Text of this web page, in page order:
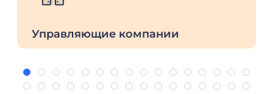
Управляющие компании